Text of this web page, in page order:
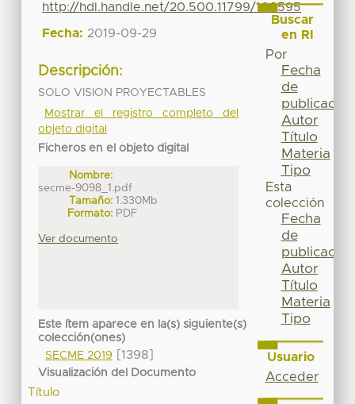
http://hdl.handle.net/20.500.11799/108595
Fecha: 2019-09-29
Descripción:
SOLO VISION PROYECTABLES
Mostrar el registro completo del
objeto digital
Ficheros en el objeto digital
Nombre:
secme-9098_1.pdf
Tamaño: 1.330Mb
Formato: PDF
Ver documento
Este ítem aparece en la(s) siguiente(s)
colección(ones)
SECME 2019
[1398]
Visualización del Documento
Título
Buscar
en RI
Por
Fecha
de
publicación
Autor
Título
Materia
Tipo
Esta
colección
Fecha
de
publicación
Autor
Título
Materia
Tipo
Usuario
Acceder